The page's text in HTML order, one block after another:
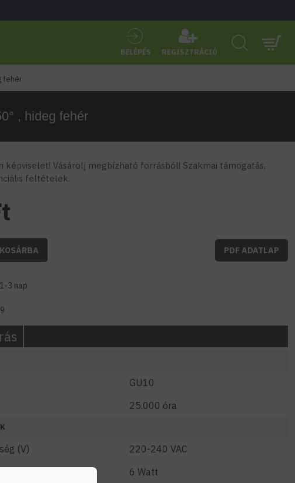
BELÉPÉS REGISZTRÁCIÓ
fehér
, hideg fehér
képviselet! Vásárolj megbízható forrásból! Szakmai támogatás,
feltételek.
3 nap
KOSÁRBA PDF ADATLAP
GU10
25.000 óra
(V)
220-240 VAC
6 Watt